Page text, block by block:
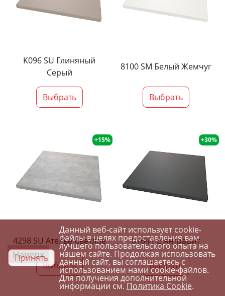
K096 SU Глиняный
Серый
Выбрать
8100 SM Белый Жемчуг
Выбрать
+15%
4298 SU Ателье Светлое
Выбрать
+30%
0164 PE Антрацит
Выбрать
Наверх
Принять
Данный веб-сайт использует cookie-
файлы в целях предоставления вам
лучшего пользовательского опыта на
нашем сайте. Продолжая использовать
данный сайт, вы соглашаетесь с
использованием нами cookie-файлов.
Для получения дополнительной
информации см.Политика Cookie.